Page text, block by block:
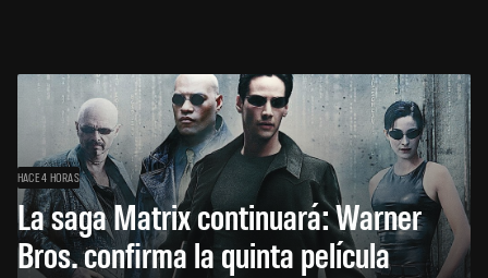
HACE 4 HORAS
La saga Matrix continuará: Warner
Bros. confirma la quinta película